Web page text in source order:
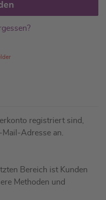
registriert sind,
Adresse an.
Bereich ist Kunden
Methoden und